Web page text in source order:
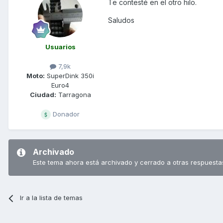
Usuarios
7,9k
Moto: SuperDink 350i
Euro4
Ciudad: Tarragona
Donador
Te contesté en el otro hilo.
Saludos
Archivado
Este tema ahora está archivado y cerrado a otras
Ir a la lista de temas